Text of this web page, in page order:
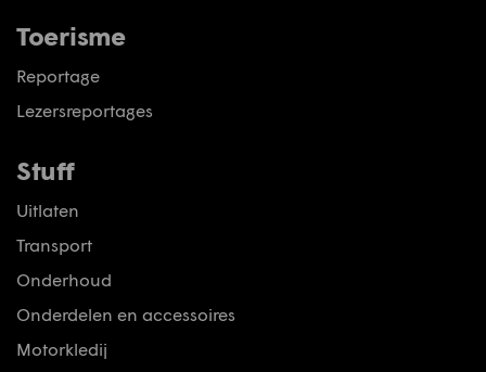
Toerisme
Reportage
Lezersreportages
Stuff
Uitlaten
Transport
Onderhoud
Onderdelen en accessoires
Motorkledij